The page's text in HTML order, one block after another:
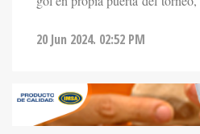
20 Jun 2024. 02:52 PM